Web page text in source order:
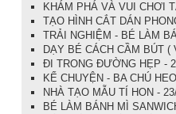
KHÁM PHÁ VÀ VUI CHƠI
TẠO HÌNH CẮT DÁN
TRẢI NGHIỆM - BÉ LÀM
DẠY BÉ CÁCH CẦM BÚT (
ĐI TRONG ĐƯỜNG HẸP -
KỂ CHUYỆN - BA CHÚ
NHÀ TẠO MẪU TÍ HON -
BÉ LÀM BÁNH MÌ